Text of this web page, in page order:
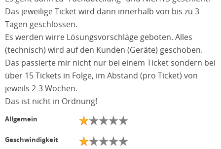
Das jeweilige Ticket wird dann innerhalb von bis zu 3
Tagen geschlossen.
Es werden wirre Lösungsvorschläge geboten. Alles
(technisch) wird auf den Kunden (Geräte) geschoben.
Das passierte mir nicht nur bei einem Ticket sondern bei
über 15 Tickets in Folge, im Abstand (pro Ticket) von
jeweils 2-3 Wochen.
Das ist nicht in Ordnung!
Allgemein
Geschwindigkeit